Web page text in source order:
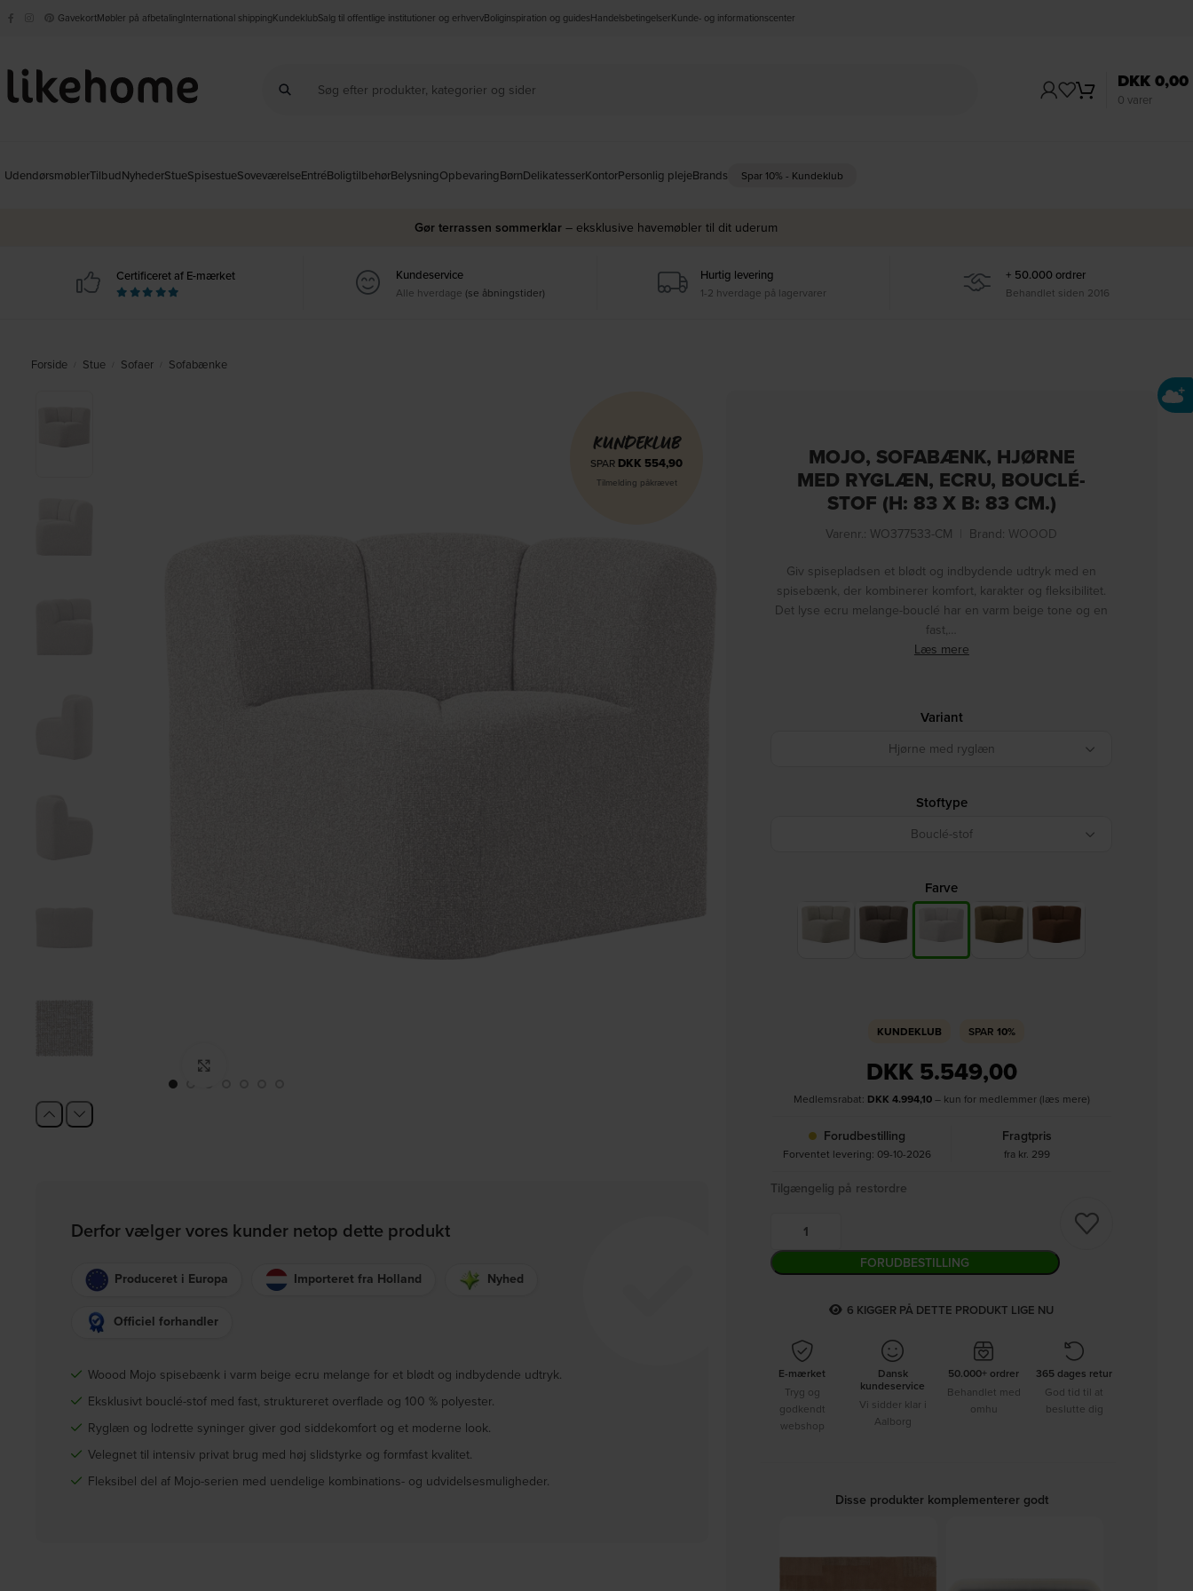
GavekortMøbler på afbetalingInternational shippingKundeklubSalg til offentlige institutioner og erhvervBoliginspiration og guidesHandelsbetingelserKunde- og informationscenter
0 varer
DKK0,00
UdendørsmøblerTilbudNyhederStueSpisestueSoveværelseEntréBoligtilbehørBelysningOpbevaringBørnDelikatesserKontorPersonlig plejeBrands Spar 10% - Kundeklub
Gør terrassen sommerklar – eksklusive havemøbler til dit uderum
Certificeret af E-mærket Kundeservice
Alle hverdage (se åbningstider)
Hurtig levering
1-2 hverdage på lagervarer
+ 50.000 ordrer
Behandlet siden 2016
Forside Stue Sofaer Sofabænke
Derfor vælger vores kunder netop dette produkt
Produceret i Europa Importeret fra Holland Nyhed
Officiel forhandler
Woood Mojo spisebænk i varm beige ecru melange for et blødt og indbydende udtryk.
Eksklusivt bouclé-stof med fast, struktureret overflade og 100 % polyester.
Ryglæn og lodrette syninger giver god siddekomfort og et moderne look.
Velegnet til intensiv privat brug med høj slidstyrke og formfast kvalitet.
Fleksibel del af Mojo-serien med uendelige kombinations- og udvidelsesmuligheder.
KUNDEKLUB
SPAR DKK 554,90
Tilmelding påkrævet
MOJO, SOFABÆNK, HJØRNE
MED RYGLÆN, ECRU, BOUCLÉ-
STOF (H: 83 X B: 83 CM.)
Varenr.: WO377533-CM Brand: WOOOD
Giv spisepladsen et blødt og indbydende udtryk med en
spisebænk, der kombinerer komfort, karakter og fleksibilitet.
Det lyse ecru melange-bouclé har en varm beige tone og en
fast,…
Læs mere
Variant
Hjørne med ryglæn
Stoftype
Bouclé-stof
Farve
KUNDEKLUB SPAR 10%
DKK5.549,00
Medlemsrabat: DKK 4.994,10– kun for medlemmer (læs mere)
Forudbestilling
Forventet levering: 09-10-2026
Fragtpris
fra kr. 299
Tilgængelig på restordre
FORUDBESTILLING
6 KIGGER PÅ DETTE PRODUKT LIGE NU
E-mærket
Tryg og
godkendt
webshop
Dansk
kundeservice
Vi sidder klar i
Aalborg
50.000+ ordrer
Behandlet med
omhu
365 dages retur
God tid til at
beslutte dig
Disse produkter komplementerer godt